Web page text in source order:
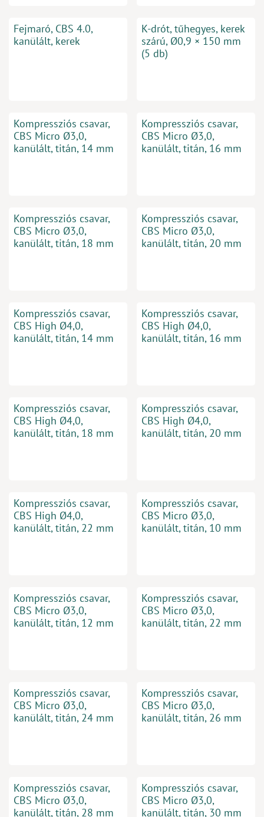
Fejmaró, CBS 4.0,
kanülált, kerek
K-drót, tűhegyes, kerek
szárú, Ø0,9 × 150 mm
(5 db)
Kompressziós csavar,
CBS Micro Ø3,0,
kanülált, titán, 14 mm
Kompressziós csavar,
CBS Micro Ø3,0,
kanülált, titán, 16 mm
Kompressziós csavar,
CBS Micro Ø3,0,
kanülált, titán, 18 mm
Kompressziós csavar,
CBS Micro Ø3,0,
kanülált, titán, 20 mm
Kompressziós csavar,
CBS High Ø4,0,
kanülált, titán, 14 mm
Kompressziós csavar,
CBS High Ø4,0,
kanülált, titán, 16 mm
Kompressziós csavar,
CBS High Ø4,0,
kanülált, titán, 18 mm
Kompressziós csavar,
CBS High Ø4,0,
kanülált, titán, 20 mm
Kompressziós csavar,
CBS High Ø4,0,
kanülált, titán, 22 mm
Kompressziós csavar,
CBS Micro Ø3,0,
kanülált, titán, 10 mm
Kompressziós csavar,
CBS Micro Ø3,0,
kanülált, titán, 12 mm
Kompressziós csavar,
CBS Micro Ø3,0,
kanülált, titán, 22 mm
Kompressziós csavar,
CBS Micro Ø3,0,
kanülált, titán, 24 mm
Kompressziós csavar,
CBS Micro Ø3,0,
kanülált, titán, 26 mm
Kompressziós csavar,
CBS Micro Ø3,0,
kanülált, titán, 28 mm
Kompressziós csavar,
CBS Micro Ø3,0,
kanülált, titán, 30 mm